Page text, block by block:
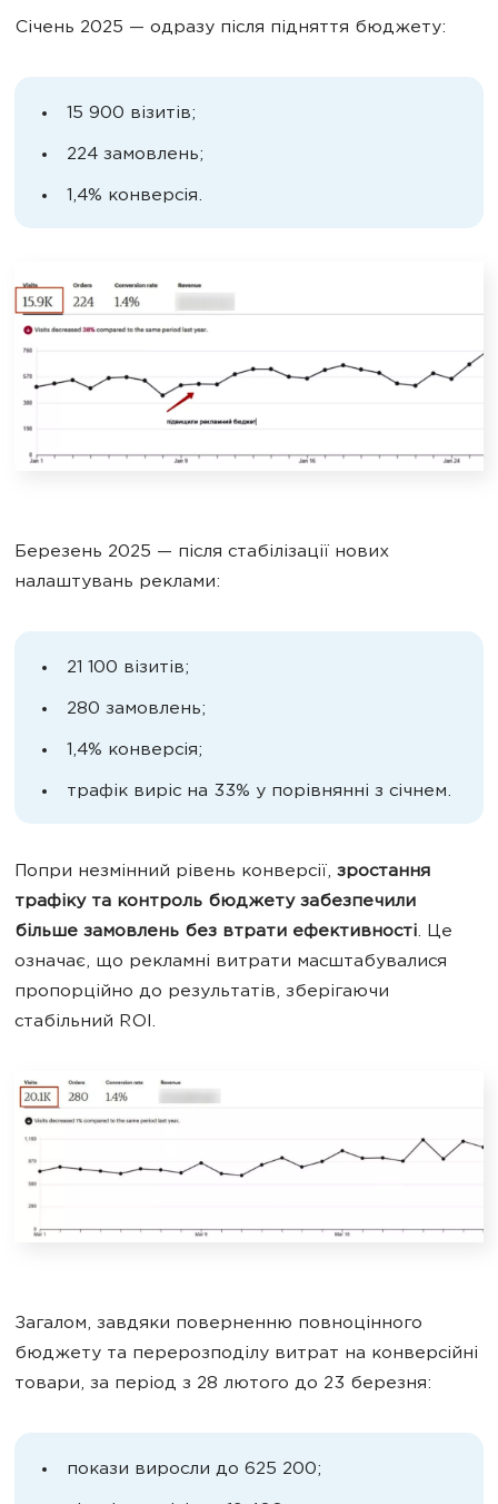
Січень 2025 — одразу після підняття бюджету:
15 900 візитів;
224 замовлень;
1,4% конверсія.
Березень 2025 — після стабілізації нових
налаштувань реклами:
21 100 візитів;
280 замовлень;
1,4% конверсія;
трафік виріс на 33% у порівнянні з січнем.
Попри незмінний рівень конверсії, зростання
трафіку та контроль бюджету забезпечили
більше замовлень без втрати ефективності. Це
означає, що рекламні витрати масштабувалися
пропорційно до результатів, зберігаючи
стабільний ROI.
Загалом, завдяки поверненню повноцінного
бюджету та перерозподілу витрат на конверсійні
товари, за період з 28 лютого до 23 березня:
покази виросли до 625 200;